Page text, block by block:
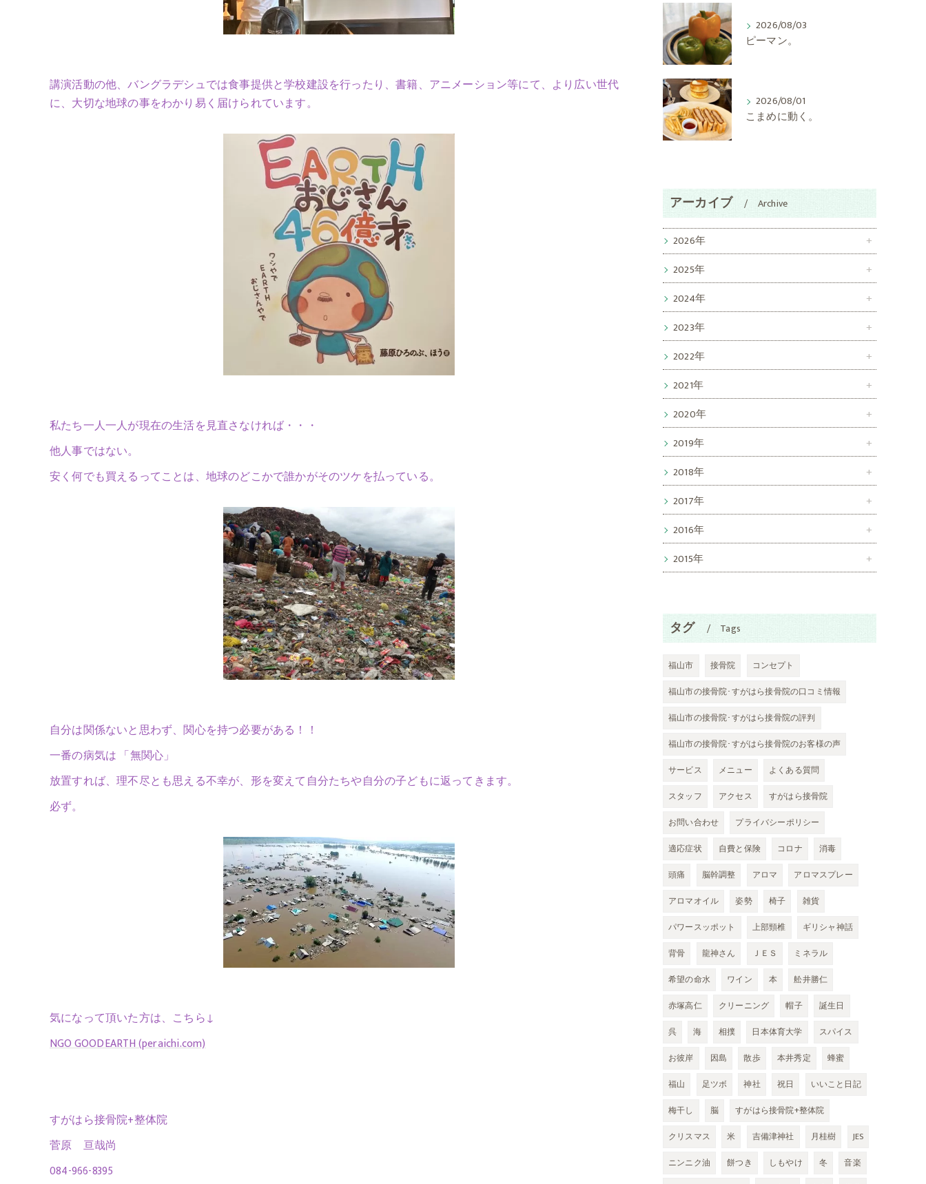
講演活動の他、バングラデシュでは食事提供と学校建設を行ったり、書籍、アニメーション等にて、より広い世代
に、大切な地球の事をわかり易く届けられています。
私たち一人一人が現在の生活を見直さなければ・・・
他人事ではない。
安く何でも買えるってことは、地球のどこかで誰かがそのツケを払っている。
自分は関係ないと思わず、関心を持つ必要がある！！
一番の病気は 「無関心」
放置すれば、理不尽とも思える不幸が、形を変えて自分たちや自分の子どもに返ってきます。
必ず。
気になって頂いた方は、こちら↓
NGO GOODEARTH (peraichi.com)
すがはら接骨院+整体院
菅原 亘哉尚
084-966-8395
2026/08/03
ピーマン。
2026/08/01
こまめに動く。
アーカイブ Archive
2026年
2025年
2024年
2023年
2022年
2021年
2020年
2019年
2018年
2017年
2016年
2015年
タグ Tags
福山市 接骨院
コンセプト
福山市の接骨院･すがはら接骨院の口コミ情報
福山市の接骨院･すがはら接骨院の評判
福山市の接骨院･すがはら接骨院のお客様の声
サービス
メニュー
よくある質問
スタッフ
アクセス
すがはら接骨院
お問い合わせ
プライバシーポリシー
適応症状
自費と保険 コロナ
消毒
頭痛
脳幹調整 アロマ
アロマスプレー
アロマオイル
姿勢 椅子
雑貨
パワースッポット
上部頸椎
ギリシャ神話
背骨
龍神さん ＪＥＳ
ミネラル
希望の命水
ワイン 本
舩井勝仁
赤塚高仁
クリーニング 帽子
誕生日
呉
海 相撲 日本体育大学
スパイス
お彼岸
因島 散歩 本井秀定
蜂蜜
福山
足ツボ 神社 祝日
いいこと日記
梅干し
脳
すがはら接骨院+整体院
クリスマス
米 吉備津神社 月桂樹
JES
ニンニク油
餅つき しもやけ 冬
音楽